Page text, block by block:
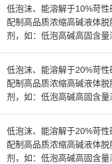
低泡沫、能溶解于10%苛性
配制高品质浓缩高碱液体
剂，如：低泡高碱高固含量
低泡沫、能溶解于20%苛性
配制高品质浓缩高碱液体
剂，如：低泡高碱高固含量
低泡沫、能溶解于20%苛性
配制高品质浓缩高碱液体
剂，如：低泡高碱高固含量